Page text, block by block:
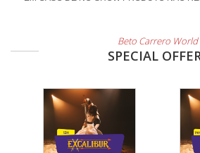
Beto Carrero World
SPECIAL